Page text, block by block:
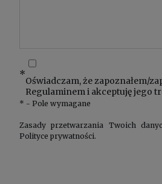
*
Oświadczam, że zapoznałem/
Regulaminemi akceptuję jego
* - Pole wymagane
Zasady przetwarzania Twoich
Polityce prywatności.